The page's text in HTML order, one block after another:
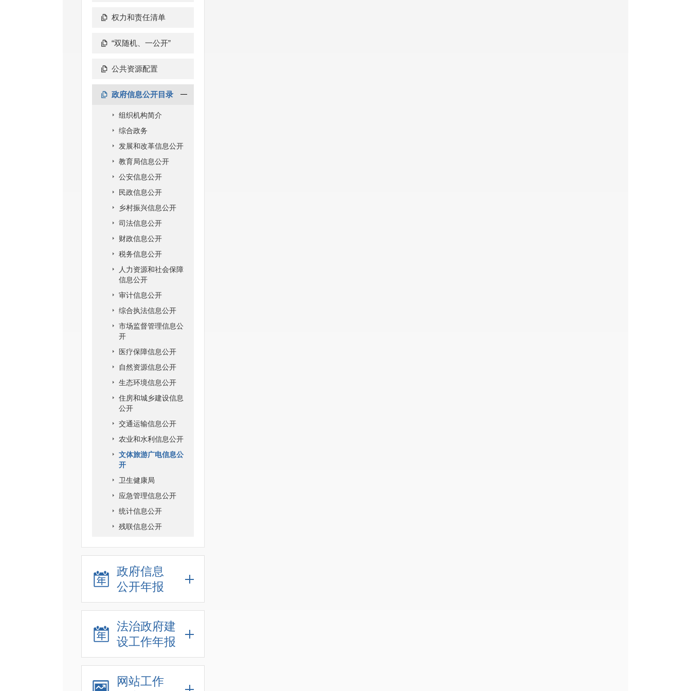
权力和责任清单
“双随机、一公开”
公共资源配置
政府信息公开目录
组织机构简介
综合政务
发展和改革信息公开
教育局信息公开
公安信息公开
民政信息公开
乡村振兴信息公开
司法信息公开
财政信息公开
税务信息公开
人力资源和社会保障
信息公开
审计信息公开
综合执法信息公开
市场监督管理信息公
开
医疗保障信息公开
自然资源信息公开
生态环境信息公开
住房和城乡建设信息
公开
交通运输信息公开
农业和水利信息公开
文体旅游广电信息公
开
卫生健康局
应急管理信息公开
统计信息公开
残联信息公开
政府信息
公开年报
法治政府建
设工作年报
网站工作